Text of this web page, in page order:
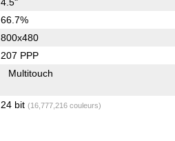
66.7%
800x480
207 PPP
Multitouch
24 bit (16,777,216 couleurs)